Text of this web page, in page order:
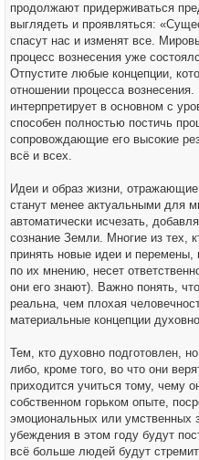
продолжают придерживаться
выглядеть и проявляться:
спасут нас и изменят все.
процесс вознесения уже
Отпустите любые концепции,
отношении процесса
интерпретирует в основном с
способен полностью постичь
сопровождающие его высокие
всё и всех.
Идеи и образ жизни,
станут менее актуальными для
автоматически исчезать,
сознание Земли. Многие из тех,
принять новые идеи и перемены,
по их мнению, несет
они его знают). Важно понять,
реальна, чем плохая
материальные концепции
Тем, кто духовно подготовлен,
либо, кроме того, во что они
приходится учиться тому, чему
собственном горьком опыте,
эмоциональных или умственных
убеждения в этом году будут
всё больше людей будут